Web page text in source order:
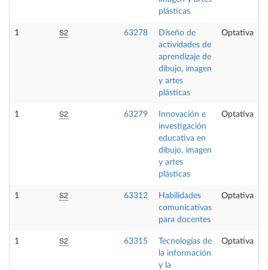
plásticas
1 S2 63278
Diseño de
actividades de
aprendizaje de
dibujo, imagen
y artes
plásticas
Optativa
1 S2 63279
Innovación e
investigación
educativa en
dibujo, imagen
y artes
plásticas
Optativa
1 S2 63312
Habilidades
comunicativas
para docentes
Optativa
1 S2 63315
Tecnologías de
la información
y la
Optativa